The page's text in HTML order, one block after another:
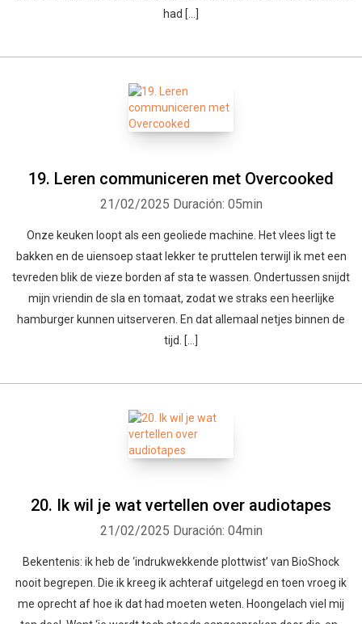
had […]
19. Leren communiceren met Overcooked
21/02/2025 Duración: 05min
Onze keuken loopt als een geoliede machine. Het vlees ligt te
bakken en de uiensoep staat lekker te pruttelen terwijl ik met een
tevreden blik de vieze borden af sta te wassen. Ondertussen snijdt
mijn vriendin de sla en tomaat, zodat we straks een heerlijke
hamburger kunnen uitserveren. En dat allemaal netjes binnen de
tijd. […]
20. Ik wil je wat vertellen over audiotapes
21/02/2025 Duración: 04min
Bekentenis: ik heb de ‘indrukwekkende plottwist’ van BioShock
nooit begrepen. Die ik kreeg ik achteraf uitgelegd en toen vroeg ik
me oprecht af hoe ik dat had moeten weten. Hoongelach viel mij